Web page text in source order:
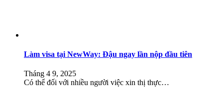
Làm visa tại NewWay: Đậu ngay lần nộp đầu tiên
Tháng 4 9, 2025
Có thể đối với nhiều người việc xin thị thực…